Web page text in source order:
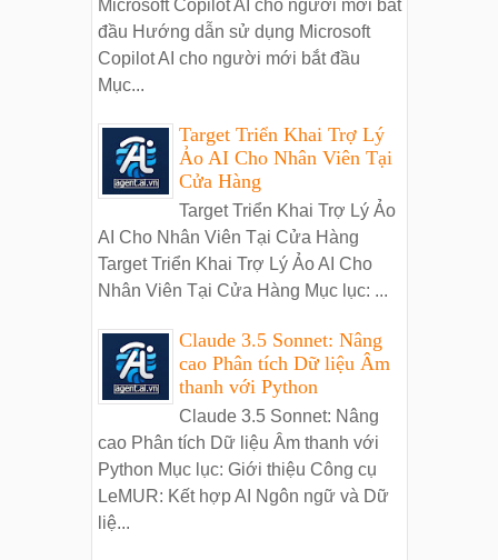
Microsoft Copilot AI cho người mới bắt
đầu Hướng dẫn sử dụng Microsoft
Copilot AI cho người mới bắt đầu
Mục...
Target Triển Khai Trợ Lý
Ảo AI Cho Nhân Viên Tại
Cửa Hàng
Target Triển Khai Trợ Lý Ảo
AI Cho Nhân Viên Tại Cửa Hàng
Target Triển Khai Trợ Lý Ảo AI Cho
Nhân Viên Tại Cửa Hàng Mục lục: ...
Claude 3.5 Sonnet: Nâng
cao Phân tích Dữ liệu Âm
thanh với Python
Claude 3.5 Sonnet: Nâng
cao Phân tích Dữ liệu Âm thanh với
Python Mục lục: Giới thiệu Công cụ
LeMUR: Kết hợp AI Ngôn ngữ và Dữ
liệ...